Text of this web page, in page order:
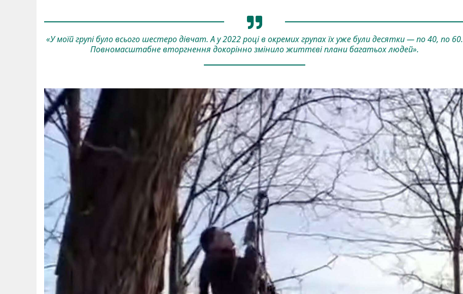
«У моїй групі було всього шестеро дівчат. А у 2022 році в окремих групах їх уже були десятки — по 40, по 60.
Повномасштабне вторгнення докорінно змінило життєві плани багатьох людей».